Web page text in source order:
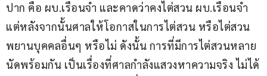
ปาก คือ ผบ.เรือนจำ และคาดว่าคงไต่สวน ผบ.เรือนจำ
แต่หลังจากนั้นศาลให้โอกาสในการไต่สวน หรือไต่สวน
พยานบุคคลอื่นๆ หรือไม่ ดังนั้น การที่มีการไต่สวนหลาย
นัดพร้อมกัน เป็นเรื่องที่ศาลกำลังแสวงหาความจริง ไม่ได้